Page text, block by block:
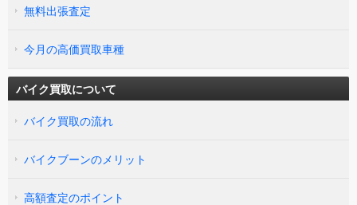
無料出張査定
今月の高価買取車種
バイク買取について
バイク買取の流れ
バイクブーンのメリット
高額査定のポイント